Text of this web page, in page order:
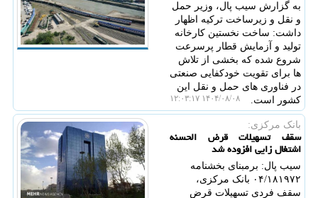
به گزارش سیب پال، وزیر حمل
و نقل و زیرساخت ترکیه اظهار
داشت: ساخت نخستین کارخانه
تولید و آزمایش قطار پرسرعت
شروع شده که بخشی از تلاش
ها برای تقویت خودکفایی صنعتی
در فناوری های حمل و نقل این
کشور است.
۱۴۰۴/۰۸/۰۸ ۱۲:۰۳:۱۷
بانک مرکزی:
سقف تسهیلات قرض الحسنه
اشتغال زایی افزوده شد
سیب پال: برمبنای بخشنامه
۰۴/۱۸۱۹۷۲ بانک مرکزی،
سقف فردی تسهیلات قرض